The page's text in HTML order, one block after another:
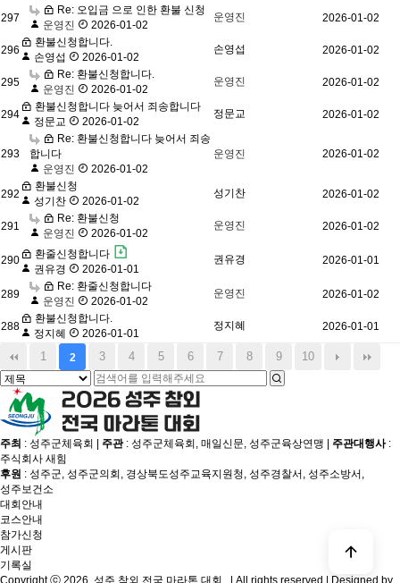
297
Re: 오입금 으로 인한 환불 신청
운영진
2026-01-02
운영진 2026-01-02
296
환불신청합니다.
손영섭
2026-01-02
손영섭 2026-01-02
295
Re: 환불신청합니다.
운영진
2026-01-02
운영진 2026-01-02
294
환불신청합니다 늦어서 죄송합니다
정문교
2026-01-02
정문교 2026-01-02
293
Re: 환불신청합니다 늦어서 죄송
합니다
운영진
2026-01-02
운영진 2026-01-02
292
환불신청
성기찬
2026-01-02
성기찬 2026-01-02
291
Re: 환불신청
운영진
2026-01-02
운영진 2026-01-02
290
환줄신청합니다
권유경
2026-01-01
권유경 2026-01-01
289
Re: 환줄신청합니다
운영진
2026-01-02
운영진 2026-01-02
288
환불신청합니다.
정지혜
2026-01-01
정지혜 2026-01-01
1 2 3 4 5 6 7 8 9 10
주최 : 성주군체육회 | 주관: 성주군체육회, 매일신문, 성주군육상연맹 | 주관대행사:
주식회사 새힘
후원 : 성주군, 성주군의회, 경상북도성주교육지원청, 성주경찰서, 성주소방서,
성주보건소
대회안내
코스안내
참가신청
게시판
기록실
Copyright ⓒ 2026. 성주 참외 전국 마라톤 대회 . | All rights reserved | Designed by